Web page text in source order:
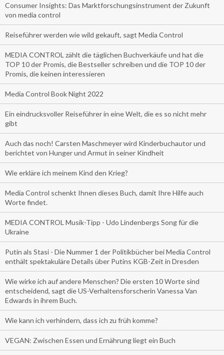
Consumer Insights: Das Marktforschungsinstrument der Zukunft
von media control
Reiseführer werden wie wild gekauft, sagt Media Control
MEDIA CONTROL zählt die täglichen Buchverkäufe und hat die
TOP 10 der Promis, die Bestseller schreiben und die TOP 10 der
Promis, die keinen interessieren
Media Control Book Night 2022
Ein eindrucksvoller Reiseführer in eine Welt, die es so nicht mehr
gibt
Auch das noch! Carsten Maschmeyer wird Kinderbuchautor und
berichtet von Hunger und Armut in seiner Kindheit
Wie erkläre ich meinem Kind den Krieg?
Media Control schenkt Ihnen dieses Buch, damit Ihre Hilfe auch
Worte findet.
MEDIA CONTROL Musik-Tipp - Udo Lindenbergs Song für die
Ukraine
Putin als Stasi - Die Nummer 1 der Politikbücher bei Media Control
enthält spektakuläre Details über Putins KGB-Zeit in Dresden
Wie wirke ich auf andere Menschen? Die ersten 10 Worte sind
entscheidend, sagt die US-Verhaltensforscherin Vanessa Van
Edwards in ihrem Buch.
Wie kann ich verhindern, dass ich zu früh komme?
VEGAN: Zwischen Essen und Ernährung liegt ein Buch